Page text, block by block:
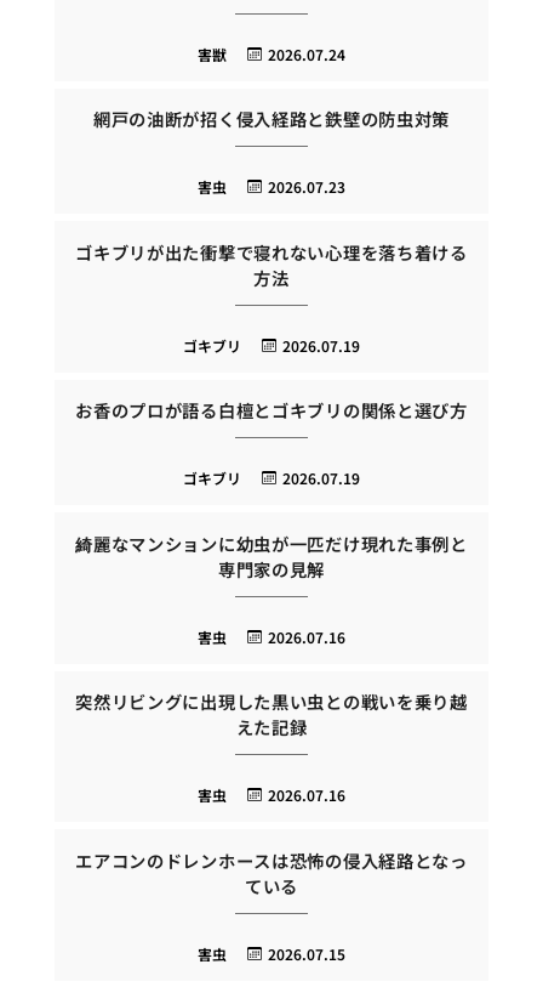
2026.07.24
害獣
網戸の油断が招く侵入経路と鉄壁の防虫対策
2026.07.23
害虫
ゴキブリが出た衝撃で寝れない心理を落ち着ける
方法
2026.07.19
ゴキブリ
お香のプロが語る白檀とゴキブリの関係と選び方
2026.07.19
ゴキブリ
綺麗なマンションに幼虫が一匹だけ現れた事例と
専門家の見解
2026.07.16
害虫
突然リビングに出現した黒い虫との戦いを乗り越
えた記録
2026.07.16
害虫
エアコンのドレンホースは恐怖の侵入経路となっ
ている
2026.07.15
害虫